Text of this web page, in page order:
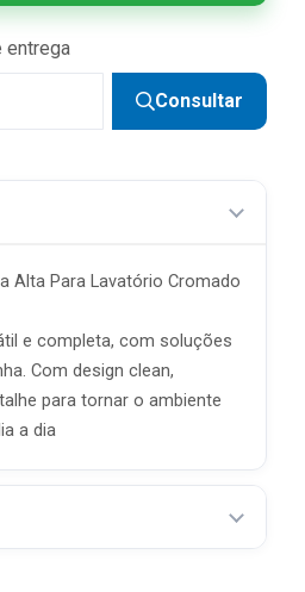
entrega
Consultar
Alta Para Lavatório Cromado
e completa, com soluções
Com design clean,
para tornar o ambiente
a dia